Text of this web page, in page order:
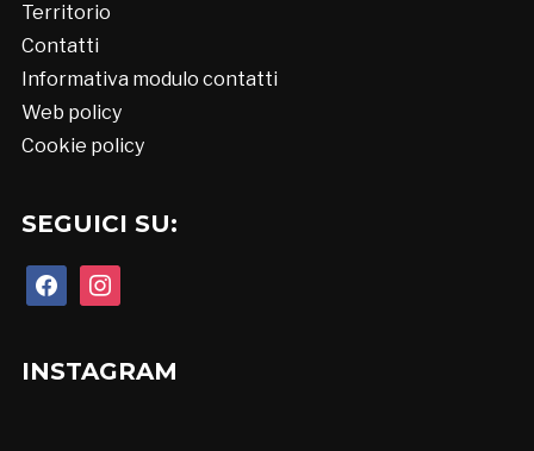
Territorio
Contatti
Informativa modulo contatti
Web policy
Cookie policy
SEGUICI SU:
facebookinstagram
INSTAGRAM